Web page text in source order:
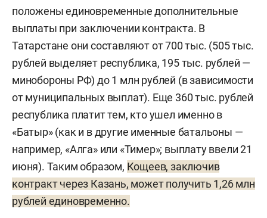
согласно обновленному УК, тяжесть
совершенного преступления подследственным
теперь не играет роли при заключении
контракта с министерством обороны. При этом
добавлен и пункт, в котором перечислены все
статьи, с которыми брать людей на фронт
запрещено (например, педофилы, террористы,
госизменники). Для заключения контракта с
минобороны подследственный должен написать
обращение в военкомат. Далее военкомат
направляет ходатайство в следственный орган и
просит разрешить фигуранту уголовного дела
заключить контракт. Решение по ходатайству
положены единовременные дополнительные
выплаты при заключении контракта. В
Татарстане они составляют от 700 тыс. (505 тыс.
рублей выделяет республика, 195 тыс. рублей —
минобороны РФ) до 1 млн рублей (в зависимости
от муниципальных выплат). Еще 360 тыс. рублей
республика платит тем, кто ушел именно в
«Батыр» (как и в другие именные батальоны —
например, «Алга» или «Тимер»; выплату ввели 21
июня). Таким образом, Кощеев, заключив
контракт через Казань, может получить 1,26 млн
рублей единовременно.